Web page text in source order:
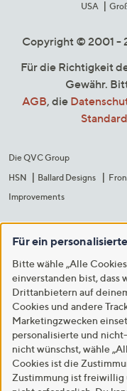
USA
Copyright © 2001 -
Für die Richtigkeit
Gewähr.
AGB, die
Die QVC Group
HSN
Ballard Designs
Improvements
Für ein
Bitte wähle „Alle
einverstanden bist, dass
Drittanbietern auf
Cookies und andere
Marketingzwecken
personalisierte und
nicht wünschst, wähle
Cookies ist die
Zustimmung ist